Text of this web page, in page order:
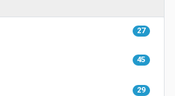
27
45
29